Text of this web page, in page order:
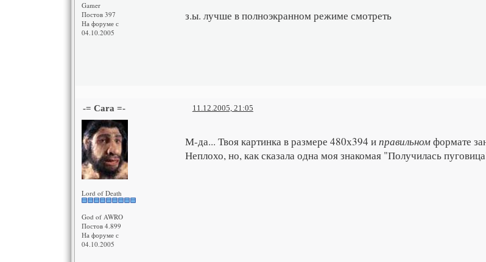
Gamer
Постов 397
На форуме с
04.10.2005
з.ы. лучше в полноэкранном режиме смотреть
-= Cara =- 11.12.2005, 21:05
Lord of Death
God of AWRO
Постов 4.899
На форуме с
04.10.2005
М-да... Твоя картинка в размере 480х394 иправильномформате
Неплохо, но, как сказала одна моя знакомая "Получилась